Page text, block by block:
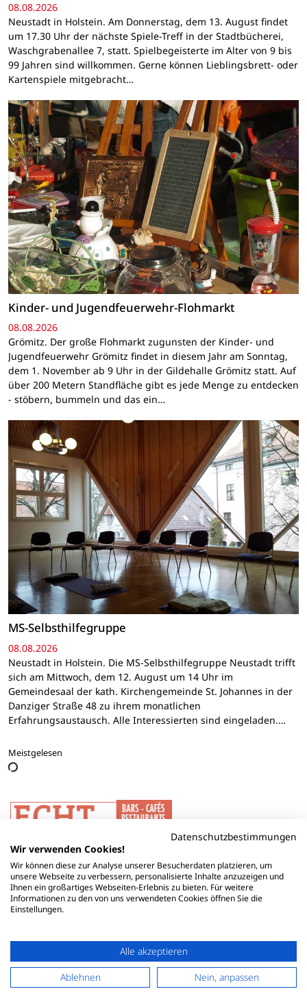
08.08.2026
Neustadt in Holstein. Am Donnerstag, dem 13. August findet
um 17.30 Uhr der nächste Spiele-Treff in der Stadtbücherei,
Waschgrabenallee 7, statt. Spielbegeisterte im Alter von 9 bis
99 Jahren sind willkommen. Gerne können Lieblingsbrett- oder
Kartenspiele mitgebracht…
Kinder- und Jugendfeuerwehr-Flohmarkt
08.08.2026
Grömitz. Der große Flohmarkt zugunsten der Kinder- und
Jugendfeuerwehr Grömitz findet in diesem Jahr am Sonntag,
dem 1. November ab 9 Uhr in der Gildehalle Grömitz statt. Auf
über 200 Metern Standfläche gibt es jede Menge zu entdecken
- stöbern, bummeln und das ein…
MS-Selbsthilfegruppe
08.08.2026
Neustadt in Holstein. Die MS-Selbsthilfegruppe Neustadt trifft
sich am Mittwoch, dem 12. August um 14 Uhr im
Gemeindesaal der kath. Kirchengemeinde St. Johannes in der
Danziger Straße 48 zu ihrem monatlichen
Erfahrungsaustausch. Alle Interessierten sind eingeladen.…
Meistgelesen
Datenschutzbestimmungen
Wir verwenden Cookies!
Wir können diese zur Analyse unserer Besucherdaten platzieren, um
unsere Webseite zu verbessern, personalisierte Inhalte anzuzeigen und
Ihnen ein großartiges Webseiten-Erlebnis zu bieten. Für weitere
Informationen zu den von uns verwendeten Cookies öffnen Sie die
Einstellungen.
Alle akzeptieren
Ablehnen
Nein, anpassen